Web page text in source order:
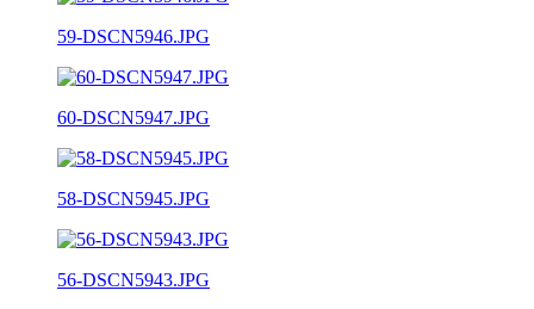
59-DSCN5946.JPG
60-DSCN5947.JPG
58-DSCN5945.JPG
56-DSCN5943.JPG